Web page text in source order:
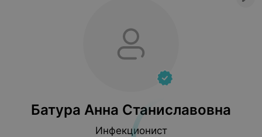
Батура Анна Станиславовна
Инфекционист